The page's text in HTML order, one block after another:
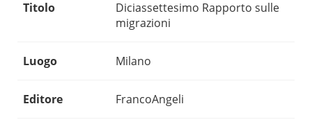
Titolo
Diciassettesimo Rapporto sulle
migrazioni
Luogo Milano
Editore FrancoAngeli